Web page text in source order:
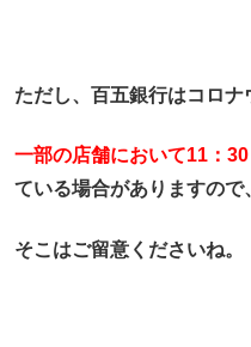
ただし、百五銀行はコロナ
一部の店舗において11：
ている場合がありますので
そこはご留意くださいね。